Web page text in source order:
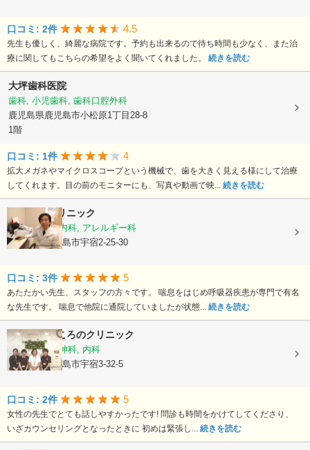
口コミ: 2件 4.5
先生も優しく、綺麗な病院です。予約も出来るので待ち時間も少なく、また治
療に関してもこちらの希望をよく聞いてくれました。 続きを読む
大坪歯科医院
歯科, 小児歯科, 歯科口腔外科
鹿児島県鹿児島市小松原1丁目28-8
1階
口コミ: 1件 4
拡大メガネやマイクロスコープという機械で、歯を大きく見える様にして治療
してくれます。目の前のモニターにも、写真や動画で映... 続きを読む
栃木隆男クリニック
内科, 呼吸器内科, アレルギー科
鹿児島県鹿児島市宇宿2-25-30
口コミ: 3件 5
あたたかい先生、スタッフの方々です。 喘息をはじめ呼吸器疾患が専門で有名
な先生です。 喘息で他院に通院していましたが状態... 続きを読む
スリジエこころのクリニック
心療内科, 精神科, 内科
鹿児島県鹿児島市宇宿3-32-5
口コミ: 2件 5
女性の先生でとても話しやすかったです! 問診も時間をかけてしてくださり、
いざカウンセリングとなったときに 初めは緊張し... 続きを読む